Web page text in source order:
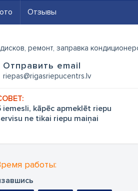
Отзывы
ремонт, заправка
Oтправить email
riepas@rigasriepucentrs.lv
iemesli, kāpēc apmeklēt riepu
ne tikai riepu maiņai
работы: